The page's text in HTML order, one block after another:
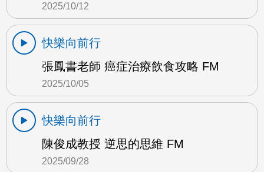
2025/10/12
快樂向前行
張鳳書老師 癌症治療飲食攻略 FM
2025/10/05
快樂向前行
陳俊成教授 逆思的思維 FM
2025/09/28